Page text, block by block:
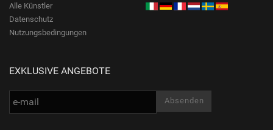
Alle Künstler
Datenschutz
Nutzungsbedingungen
EXKLUSIVE ANGEBOTE